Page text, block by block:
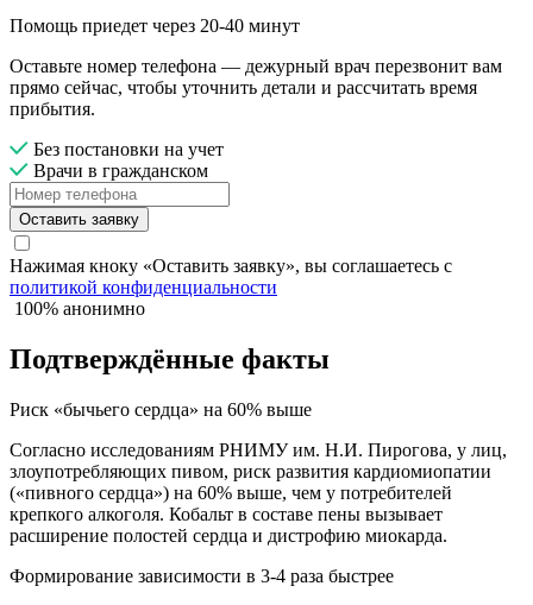
Помощь приедет через 20-40 минут
Оставьте номер телефона — дежурный врач перезвонит вам
прямо сейчас, чтобы уточнить детали и рассчитать время
прибытия.
Без постановки на учет
Врачи в гражданском
Оставить заявку
Нажимая кноку «Оставить заявку», вы соглашаетесь с
политикой конфиденциальности
100% анонимно
Подтверждённые факты
Риск «бычьего сердца» на 60% выше
Согласно исследованиям РНИМУ им. Н.И. Пирогова, у лиц,
злоупотребляющих пивом, риск развития кардиомиопатии
(«пивного сердца») на 60% выше, чем у потребителей
крепкого алкоголя. Кобальт в составе пены вызывает
расширение полостей сердца и дистрофию миокарда.
Формирование зависимости в 3-4 раза быстрее